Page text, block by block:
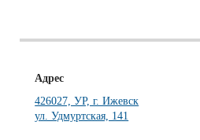
Адрес
426027, УР, г. Ижевск
ул. Удмуртская, 141